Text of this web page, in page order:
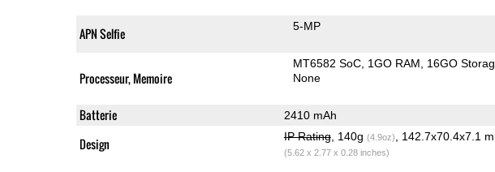
APN Selfie 5-MP
Processeur, Memoire
MT6582 SoC 1GO RAM
16GO
None
Batterie 2410 mAh
Design IP Rating, 140g (4.9oz) , 142.7x70.4x7.1
(5.62 x 2.77 x 0.28 inches)